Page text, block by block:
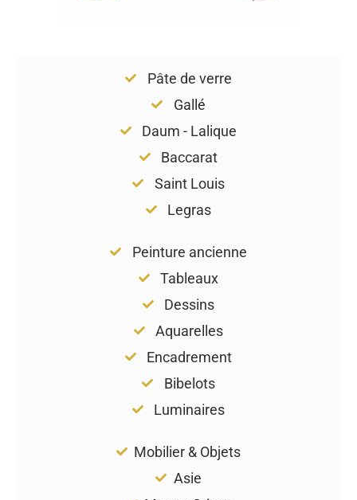
Pâte de verre
Gallé
Daum - Lalique
Baccarat
Saint Louis
Legras
Peinture ancienne
Tableaux
Dessins
Aquarelles
Encadrement
Bibelots
Luminaires
Mobilier & Objets
Asie